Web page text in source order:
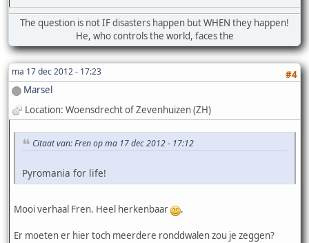
The question is not IF disasters happen but WHEN they happen!
He, who controls the world, faces the
ma 17 dec 2012 - 17:23
#4
Marsel
Location: Woensdrecht of Zevenhuizen (ZH)
Citaat van: Fren op ma 17 dec 2012 - 17:12
Pyromania for life!
Mooi verhaal Fren. Heel herkenbaar .
Er moeten er hier toch meerdere ronddwalen zou je zeggen?